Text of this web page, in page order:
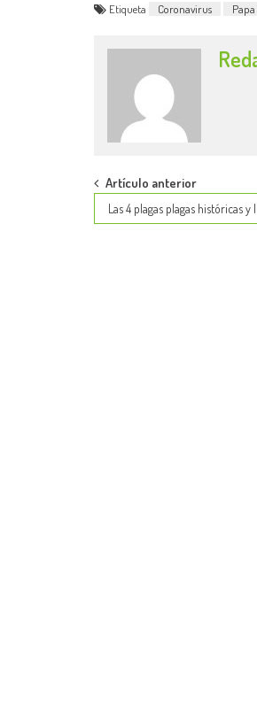
Etiqueta Coronavirus
Post
navigation
Artículo anterior
Las 4 plagas plagas históricas